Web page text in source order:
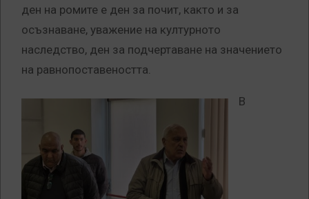
ден на ромите е ден за почит, както и за
осъзнаване, уважение на културното
наследство, ден за подчертаване на значението
на равнопоставеността.
В